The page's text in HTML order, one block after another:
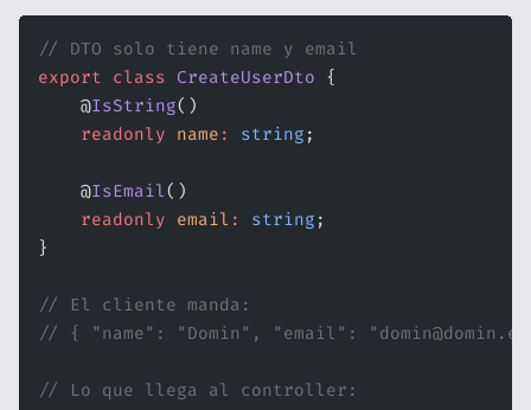
// DTO solo tiene name y email
export class CreateUserDto {
    @
IsString()
    readonly
name : string ;
    @
IsEmail()
    readonly
email : string ;
}
// El cliente manda:
// { "name": "Domin", "email":
// Lo que llega al controller: